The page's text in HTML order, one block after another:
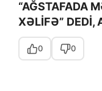
“AĞSTAFADA
XƏLİFƏ” DEDİ,
0 0